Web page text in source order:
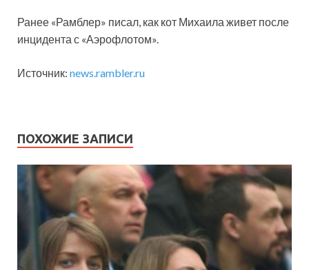
Ранее «Рамблер» писал, как кот Михаила живет после
инцидента с «Аэрофлотом».
Источник: news.rambler.ru
ПОХОЖИЕ ЗАПИСИ